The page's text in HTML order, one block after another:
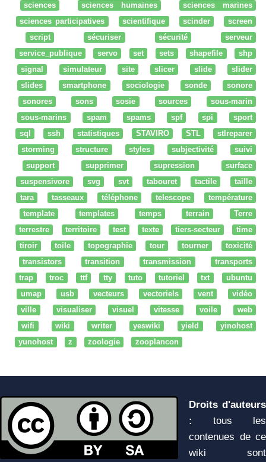
sciences
sciences humaines
sciences marines
sciences participatives
scientifique scinder
screen
script
sécuriser sécurité
serveur
service_publique
servo set sets shapefile
shp
signal
simulateur site slicer slide
slider
slides
smartphone sociologie sonde
sonore
sonores
sons sosie sources
sous-marin
sous-marins
spam spams spf spi
sport
sql
ssh statistiques STAVIRO STL
stlreparer
storming
structure styles subjectivité
suivi
support
supprimer supression
surface
suspensivore
svg svt tabouret tactile
taille
tara
tasseaux téléphone telescope
température
template
templates temps terrain
Terre
terrestre
territoire test texte tiers-secteur
time
tiroir
toile topographie tour tourner
toxicité
transistors
transition transmission
transports
trap
troc ttf tty tuto tutoriel txt
ubuntu
umap
usb vecteurs vectoriels vent
vidéo
ville
visualiser visuel vitesse voile
web
wifi
wiki writer yeswiki yield
yinohost
yunohost
z zoologie zooplancon
Droits d'auteurs
:
tous les
contenues de ce
wiki sont